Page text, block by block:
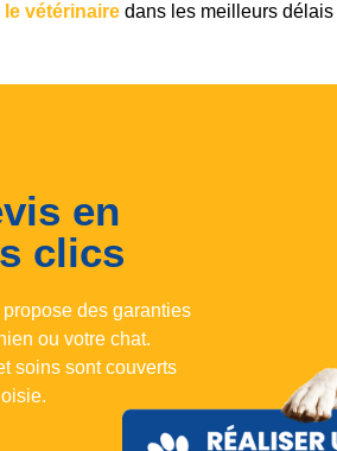
le vétérinairedans les meilleurs délais
en
clics
des garanties
ou votre chat.
soins sont couverts